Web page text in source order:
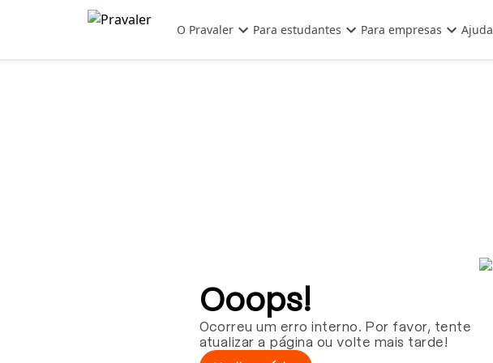
Pular para o conteúdo principal
O Pravaler Para estudantes Para empresas Ajuda
Ooops!
Ocorreu um erro interno. Por favor, tente
atualizar a página ou volte mais tarde!